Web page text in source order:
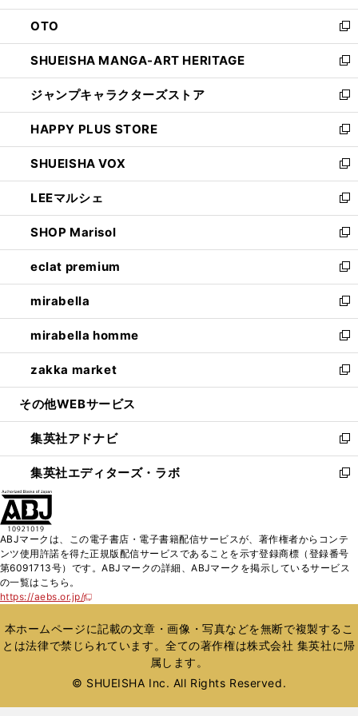
ウ
で
開
く
ン
ド
ウ
で
開
く
OTO
新
し
い
ウ
ィ
ン
ド
ウ
で
開
く
SHUEISHA MANGA-ART HERITAGE
新
し
い
ウ
ィ
ン
ド
ウ
で
開
く
ジャンプキャラクターズストア
新
し
い
ウ
ィ
ン
ド
ウ
で
開
く
HAPPY PLUS STORE
新
し
い
ウ
ィ
ン
ド
ウ
で
開
く
SHUEISHA VOX
新
し
い
ウ
ィ
ン
ド
ウ
で
開
く
LEEマルシェ
新
し
い
ウ
ィ
ン
ド
ウ
で
開
く
SHOP Marisol
新
し
い
ウ
ィ
ン
ド
ウ
で
開
eclat premium
新
し
い
ウ
ィ
ン
ド
ウ
開
く
mirabella
新
し
い
ウ
ィ
ン
ウ
で
開
く
mirabella homme
新
し
い
ウ
ン
ド
ウ
で
zakka market
新
し
ウ
ィ
ン
ド
く
その他WEBサービス
集英社アドナビ
新
し
い
ド
ウ
で
集英社エディターズ・ラボ
新
ィ
ン
ド
開
く
ABJマークは、この電子書店・電子書籍配信サービスが、著作権者からコンテ
ンツ使用許諾を得た正規版配信サービスであることを示す登録商標（登録番号
第6091713号）です。ABJマークの詳細、ABJマークを掲示しているサービス
の一覧はこちら。
https://aebs.or.jp/
新
い
ウ
ィ
ウ
本ホームページに記載の文章・画像・写真などを無断で複製するこ
とは法律で禁じられています。全ての著作権は株式会社 集英社に帰
属します。
© SHUEISHA Inc. All Rights Reserved.